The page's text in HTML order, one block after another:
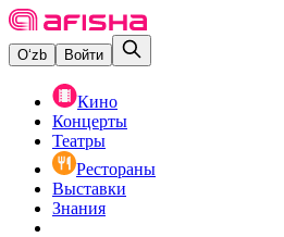
O‘zb Войти
Кино
Концерты
Театры
Рестораны
Выставки
Знания